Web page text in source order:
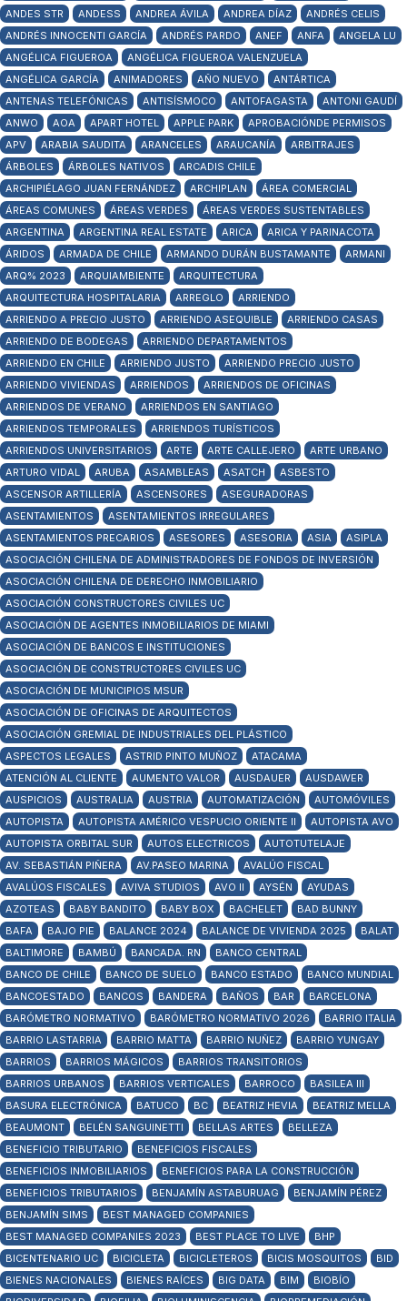
ANDES STR
ANDESS ANDREA ÁVILA ANDREA DÍAZ
ANDRÉS CELIS
ANDRÉS INNOCENTI GARCÍA
ANDRÉS PARDO ANEF ANFA
ANGELA LU
ANGÉLICA FIGUEROA
ANGÉLICA FIGUEROA VALENZUELA
ANGÉLICA GARCÍA
ANIMADORES AÑO NUEVO
ANTÁRTICA
ANTENAS TELEFÓNICAS
ANTISÍSMOCO ANTOFAGASTA
ANTONI GAUDÍ
ANWO
AOA APART HOTEL APPLE PARK
APROBACIÓNDE PERMISOS
APV
ARABIA SAUDITA ARANCELES ARAUCANÍA
ARBITRAJES
ÁRBOLES
ÁRBOLES NATIVOS
ARCADIS CHILE
ARCHIPIÉLAGO JUAN FERNÁNDEZ
ARCHIPLAN
ÁREA COMERCIAL
ÁREAS COMUNES
ÁREAS VERDES
ÁREAS VERDES SUSTENTABLES
ARGENTINA
ARGENTINA REAL ESTATE ARICA
ARICA Y PARINACOTA
ÁRIDOS
ARMADA DE CHILE ARMANDO DURÁN BUSTAMANTE
ARMANI
ARQ% 2023
ARQUIAMBIENTE
ARQUITECTURA
ARQUITECTURA HOSPITALARIA
ARREGLO
ARRIENDO
ARRIENDO A PRECIO JUSTO
ARRIENDO ASEQUIBLE
ARRIENDO CASAS
ARRIENDO DE BODEGAS
ARRIENDO DEPARTAMENTOS
ARRIENDO EN CHILE
ARRIENDO JUSTO
ARRIENDO PRECIO JUSTO
ARRIENDO VIVIENDAS
ARRIENDOS
ARRIENDOS DE OFICINAS
ARRIENDOS DE VERANO
ARRIENDOS EN SANTIAGO
ARRIENDOS TEMPORALES
ARRIENDOS TURÍSTICOS
ARRIENDOS UNIVERSITARIOS
ARTE ARTE CALLEJERO
ARTE URBANO
ARTURO VIDAL
ARUBA ASAMBLEAS ASATCH
ASBESTO
ASCENSOR ARTILLERÍA
ASCENSORES
ASEGURADORAS
ASENTAMIENTOS
ASENTAMIENTOS IRREGULARES
ASENTAMIENTOS PRECARIOS
ASESORES ASESORIA ASIA
ASIPLA
ASOCIACIÓN CHILENA DE ADMINISTRADORES DE FONDOS DE INVERSIÓN
ASOCIACIÓN CHILENA DE DERECHO INMOBILIARIO
ASOCIACIÓN CONSTRUCTORES CIVILES UC
ASOCIACIÓN DE AGENTES INMOBILIARIOS DE MIAMI
ASOCIACIÓN DE BANCOS E INSTITUCIONES
ASOCIACIÓN DE CONSTRUCTORES CIVILES UC
ASOCIACIÓN DE MUNICIPIOS MSUR
ASOCIACIÓN DE OFICINAS DE ARQUITECTOS
ASOCIACIÓN GREMIAL DE INDUSTRIALES DEL PLÁSTICO
ASPECTOS LEGALES
ASTRID PINTO MUÑOZ
ATACAMA
ATENCIÓN AL CLIENTE
AUMENTO VALOR AUSDAUER
AUSDAWER
AUSPICIOS
AUSTRALIA AUSTRIA AUTOMATIZACIÓN
AUTOMÓVILES
AUTOPISTA
AUTOPISTA AMÉRICO VESPUCIO ORIENTE II
AUTOPISTA AVO
AUTOPISTA ORBITAL SUR
AUTOS ELECTRICOS
AUTOTUTELAJE
AV. SEBASTIÁN PIÑERA
AV.PASEO MARINA
AVALÚO FISCAL
AVALÚOS FISCALES
AVIVA STUDIOS AVO II AYSÉN
AYUDAS
AZOTEAS
BABY BANDITO BABY BOX BACHELET
BAD BUNNY
BAFA
BAJO PIE BALANCE 2024 BALANCE DE VIVIENDA 2025
BALAT
BALTIMORE
BAMBÚ BANCADA. RN
BANCO CENTRAL
BANCO DE CHILE
BANCO DE SUELO BANCO ESTADO
BANCO MUNDIAL
BANCOESTADO
BANCOS BANDERA BAÑOS BAR
BARCELONA
BARÓMETRO NORMATIVO
BARÓMETRO NORMATIVO 2026
BARRIO ITALIA
BARRIO LASTARRIA
BARRIO MATTA BARRIO NUÑEZ
BARRIO YUNGAY
BARRIOS
BARRIOS MÁGICOS
BARRIOS TRANSITORIOS
BARRIOS URBANOS
BARRIOS VERTICALES BARROCO
BASILEA III
BASURA ELECTRÓNICA
BATUCO BC BEATRIZ HEVIA
BEATRIZ MELLA
BEAUMONT
BELÉN SANGUINETTI BELLAS ARTES
BELLEZA
BENEFICIO TRIBUTARIO
BENEFICIOS FISCALES
BENEFICIOS INMOBILIARIOS
BENEFICIOS PARA LA CONSTRUCCIÓN
BENEFICIOS TRIBUTARIOS
BENJAMÍN ASTABURUAG
BENJAMÍN PÉREZ
BENJAMÍN SIMS
BEST MANAGED COMPANIES
BEST MANAGED COMPANIES 2023
BEST PLACE TO LIVE
BHP
BICENTENARIO UC
BICICLETA BICICLETEROS BICIS MOSQUITOS
BID
BIENES NACIONALES
BIENES RAÍCES BIG DATA BIM
BIOBÍO